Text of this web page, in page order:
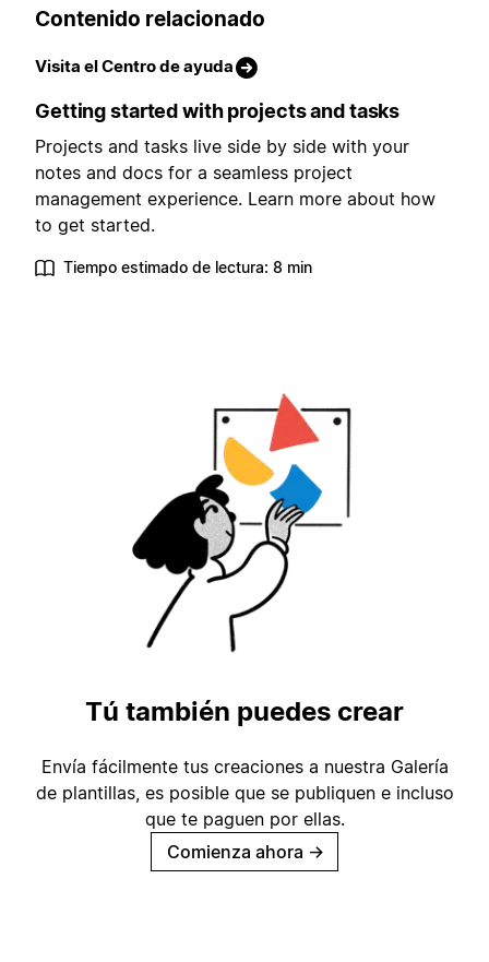
Contenido relacionado
Visita el Centro de ayuda
Getting started with projects and tasks
Projects and tasks live side by side with your
notes and docs for a seamless project
management experience. Learn more about how
to get started.
Tiempo estimado de lectura: 8 min
Tú también puedes crear
Envía fácilmente tus creaciones a nuestra Galería
de plantillas, es posible que se publiquen e incluso
que te paguen por ellas.
Comienza ahora →